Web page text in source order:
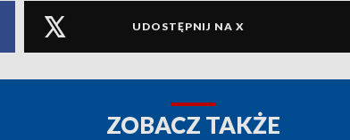
UDOSTĘPNIJ NA X
ZOBACZ TAKŻE